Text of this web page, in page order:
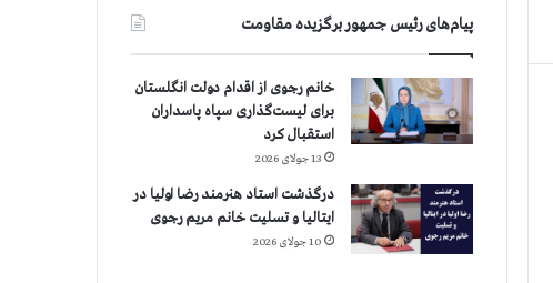
پیام‌های رئیس جمهور برگزیده مقاومت
خانم رجوی از اقدام دولت انگلستان
برای لیست‌گذاری سپاه پاسداران
استقبال کرد
13 جولای 2026
درگذشت استاد هنرمند رضا اولیا در
ایتالیا و تسلیت خانم مریم رجوی
10 جولای 2026